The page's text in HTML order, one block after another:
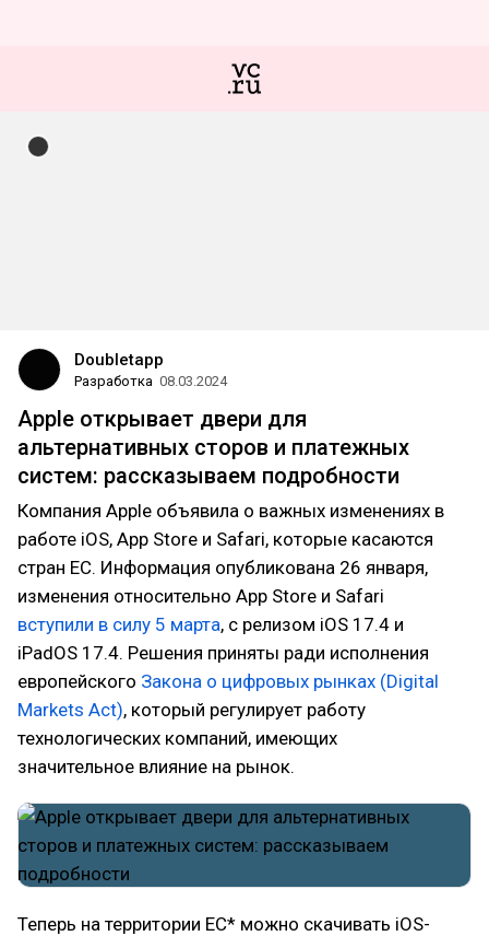
Doubletapp
Разработка 08.03.2024
Apple открывает двери для
альтернативных сторов и платежных
систем: рассказываем подробности
Компания Apple объявила о важных изменениях в
работе iOS, App Store и Safari, которые касаются
стран ЕС. Информация опубликована 26 января,
изменения относительно App Store и Safari
вступили в силу 5 марта, с релизом iOS 17.4 и
iPadOS 17.4. Решения приняты ради исполнения
европейского Закона о цифровых рынках (Digital
Markets Act), который регулирует работу
технологических компаний, имеющих
значительное влияние на рынок.
Теперь на территории ЕС* можно скачивать iOS-